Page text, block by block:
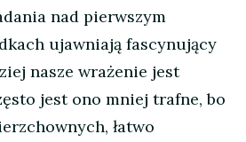
nad pierwszym
ujawniają fascynujący
nasze wrażenie jest
jest ono mniej trafne, bo
łatwo